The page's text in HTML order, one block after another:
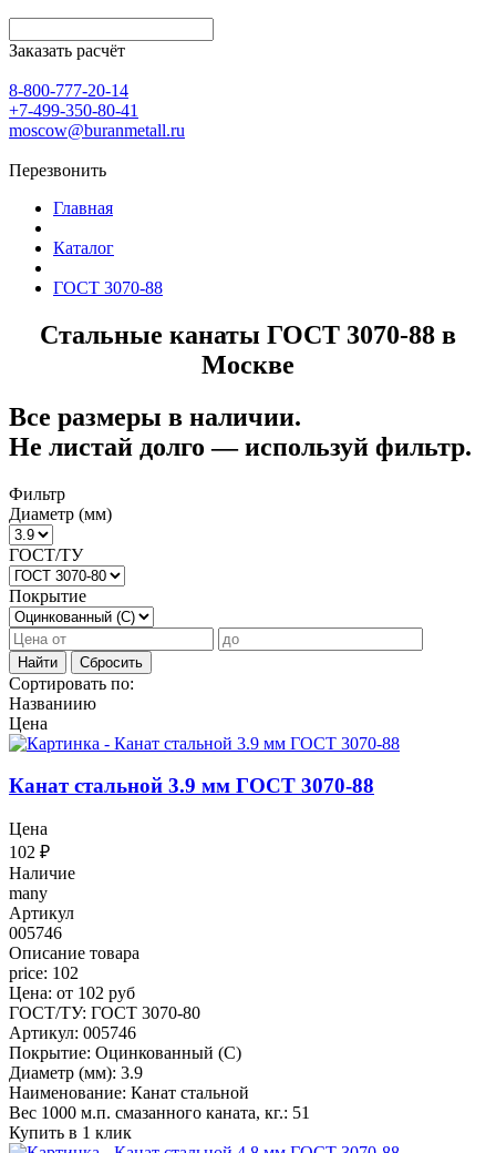
Заказать расчёт
8-800-777-20-14
+7-499-350-80-41
moscow@buranmetall.ru
Перезвонить
Главная
Каталог
ГОСТ 3070-88
Стальные канаты ГОСТ 3070-88 в
Москве
Все размеры в наличии.
Не листай долго — используй фильтр.
Фильтр
Диаметр (мм)
ГОСТ/ТУ
Покрытие
Найти Сбросить
Сортировать по:
Названиию
Цена
Канат стальной 3.9 мм ГОСТ 3070-88
Цена
102 ₽
Наличие
many
Артикул
005746
Описание товара
price: 102
Цена: от 102 руб
ГОСТ/ТУ: ГОСТ 3070-80
Артикул: 005746
Покрытие: Оцинкованный (С)
Диаметр (мм): 3.9
Наименование: Канат стальной
Вес 1000 м.п. смазанного каната, кг.: 51
Купить в 1 клик